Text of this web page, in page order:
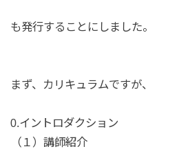
も発行することにしました。
まず、カリキュラムですが、
0.イントロダクション
（１）講師紹介